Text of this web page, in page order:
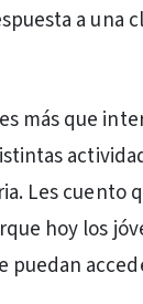
a una
más que
Les cuento
hoy los